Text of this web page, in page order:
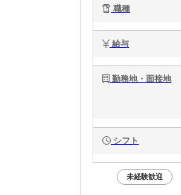
職種
給与
勤務地・面接地
シフト
未経験歓迎